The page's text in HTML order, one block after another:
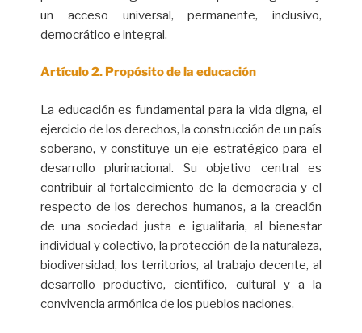
un acceso universal, permanente, inclusivo,
democrático e integral.
Artículo 2. Propósito de la educación
La educación es fundamental para la vida digna, el
ejercicio de los derechos, la construcción de un país
soberano, y constituye un eje estratégico para el
desarrollo plurinacional. Su objetivo central es
contribuir al fortalecimiento de la democracia y el
respecto de los derechos humanos, a la creación
de una sociedad justa e igualitaria, al bienestar
individual y colectivo, la protección de la naturaleza,
biodiversidad, los territorios, al trabajo decente, al
desarrollo productivo, científico, cultural y a la
convivencia armónica de los pueblos naciones.